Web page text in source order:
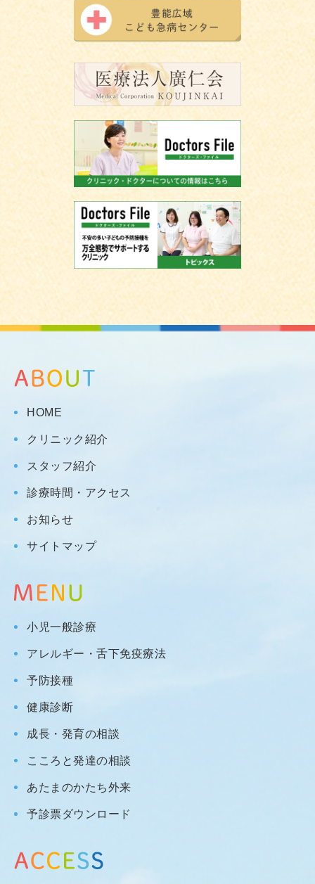
HOME
クリニック紹介
スタッフ紹介
診療時間・アクセス
お知らせ
サイトマップ
小児一般診療
アレルギー・舌下免疫療法
予防接種
健康診断
成長・発育の相談
こころと発達の相談
あたまのかたち外来
予診票ダウンロード